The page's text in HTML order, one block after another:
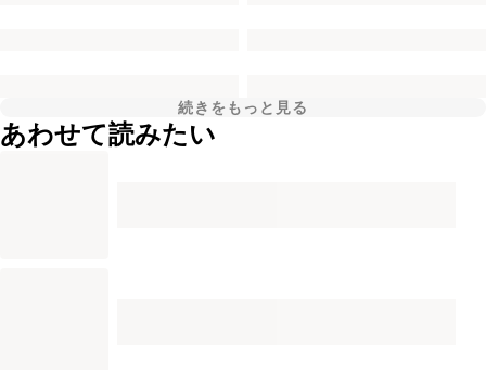
続きをもっと見る
あわせて読みたい